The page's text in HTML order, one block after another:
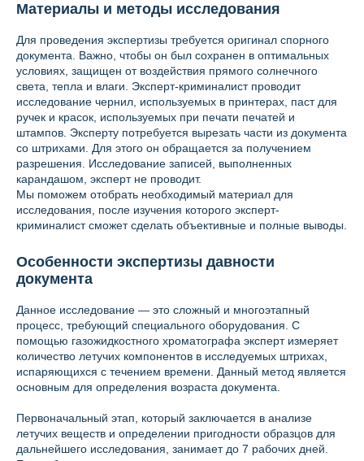
Материалы и методы исследования
Для проведения экспертизы требуется оригинал спорного
документа. Важно, чтобы он был сохранен в оптимальных
условиях, защищен от воздействия прямого солнечного
света, тепла и влаги. Эксперт-криминалист проводит
исследование чернил, используемых в принтерах, паст для
ручек и красок, используемых при печати печатей и
штампов. Эксперту потребуется вырезать части из документа
со штрихами. Для этого он обращается за получением
разрешения. Исследование записей, выполненных
карандашом, эксперт не проводит.
Мы поможем отобрать необходимый материал для
исследования, после изучения которого эксперт-
криминалист сможет сделать объективные и полные выводы.
Особенности экспертизы давности
документа
Данное исследование — это сложный и многоэтапный
процесс, требующий специального оборудования. С
помощью газожидкостного хроматографа эксперт измеряет
количество летучих компонентов в исследуемых штрихах,
испаряющихся с течением времени. Данный метод является
основным для определения возраста документа.
Первоначальный этап, который заключается в анализе
летучих веществ и определении пригодности образцов для
дальнейшего исследования, занимает до 7 рабочих дней.